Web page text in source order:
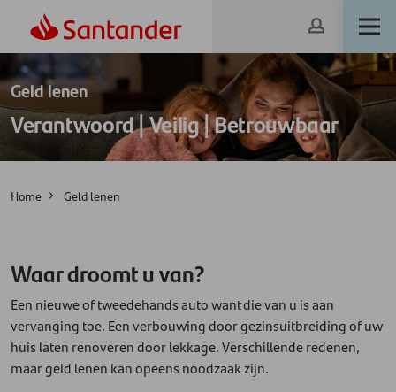
Geld lenen
Verantwoord | Veilig | Betrouwbaar
Home Geld lenen
Waar droomt u van?
Een nieuwe of tweedehands auto want die van u is aan
vervanging toe. Een verbouwing door gezinsuitbreiding of uw
huis laten renoveren door lekkage. Verschillende redenen,
maar geld lenen kan opeens noodzaak zijn.